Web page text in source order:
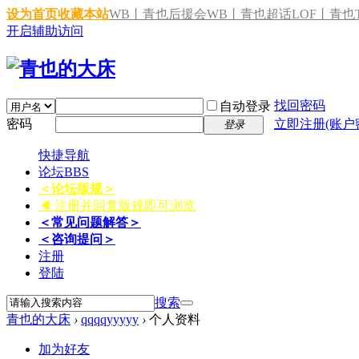
设为首页收藏本站WB丨青也后援会WB丨青也超话LOF丨青也
开启辅助访问
自动登录 找回密码
密码
登录 立即注册(账
快捷导航
论坛BBS
＜论坛版规＞
◀ 注册并回复版规即可浏览
＜常见问题解答＞
＜咨询提问＞
注册
登陆
搜索
青也的大床 › qqqqyyyyy › 个人资料
加为好友